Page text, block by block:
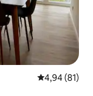
Calificación
4,94 (81)